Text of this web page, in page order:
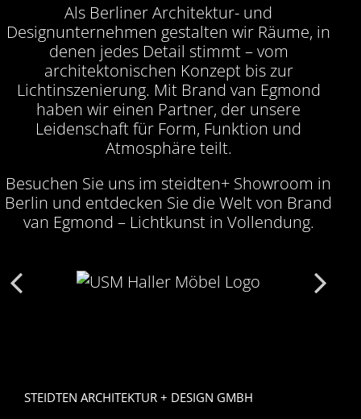
Als Berliner Architektur- und
Designunternehmen gestalten wir Räume, in
denen jedes Detail stimmt – vom
architektonischen Konzept bis zur
Lichtinszenierung. Mit Brand van Egmond
haben wir einen Partner, der unsere
Leidenschaft für Form, Funktion und
Atmosphäre teilt.
Besuchen Sie uns im steidten+ Showroom in
Berlin und entdecken Sie die Welt von Brand
van Egmond – Lichtkunst in Vollendung.
STEIDTEN ARCHITEKTUR + DESIGN GMBH